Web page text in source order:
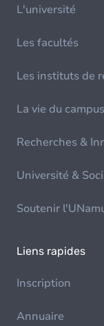
L'université
Les facultés
Les instituts de
La vie du campus
Recherches &
Université &
Soutenir
Liens rapides
Inscription
Annuaire